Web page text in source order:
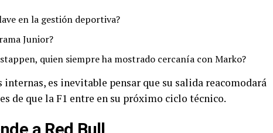
en la gestión deportiva?
Junior?
quien siempre ha mostrado cercanía con Marko?
internas, es inevitable pensar que su salida reacomodará
de que la F1 entre en su próximo ciclo técnico.